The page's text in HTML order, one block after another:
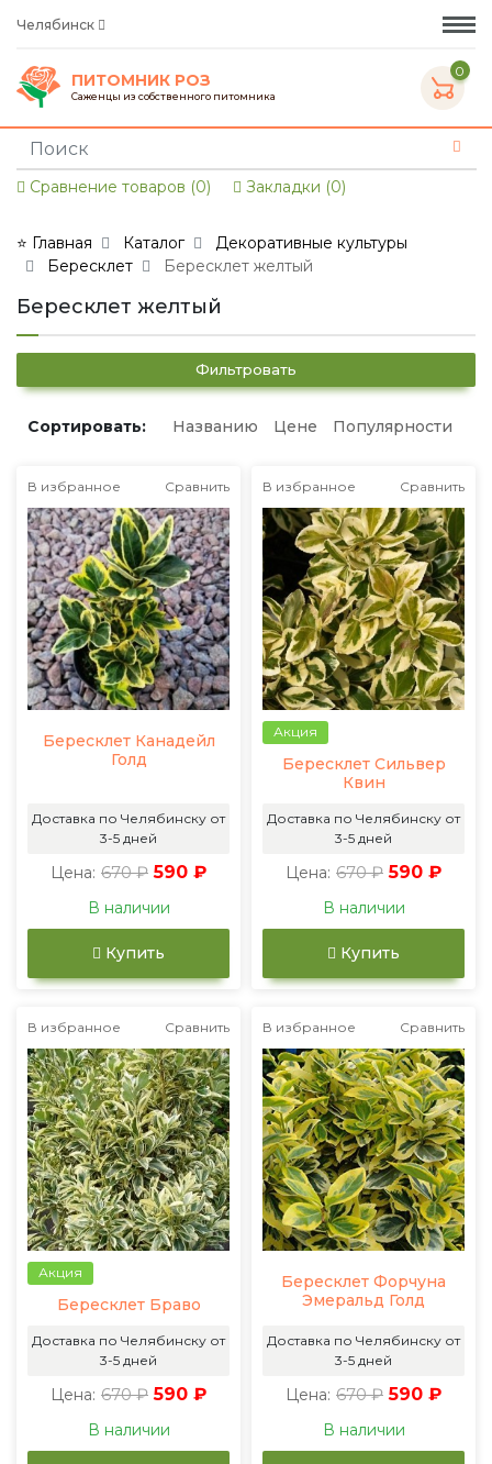
Челябинск
ПИТОМНИК РОЗ
Саженцы из собственного питомника
0
Сравнение товаров (0) Закладки (0)
⭐ Главная Каталог
Декоративные культуры
Бересклет
Бересклет желтый
Бересклет желтый
Фильтровать
Сортировать: Названию Цене Популярности
В избранное Сравнить
Бересклет Канадейл
Голд
Доставка по Челябинску от
3-5 дней
Цена: 670 ₽ 590 ₽
В наличии
Купить
В избранное Сравнить
Акция
Бересклет Сильвер
Квин
Доставка по Челябинску от
3-5 дней
Цена: 670 ₽ 590 ₽
В наличии
Купить
В избранное Сравнить
Акция
Бересклет Браво
Доставка по Челябинску от
3-5 дней
Цена: 670 ₽ 590 ₽
В наличии
В избранное Сравнить
Бересклет Форчуна
Эмеральд Голд
Доставка по Челябинску от
3-5 дней
Цена: 670 ₽ 590 ₽
В наличии